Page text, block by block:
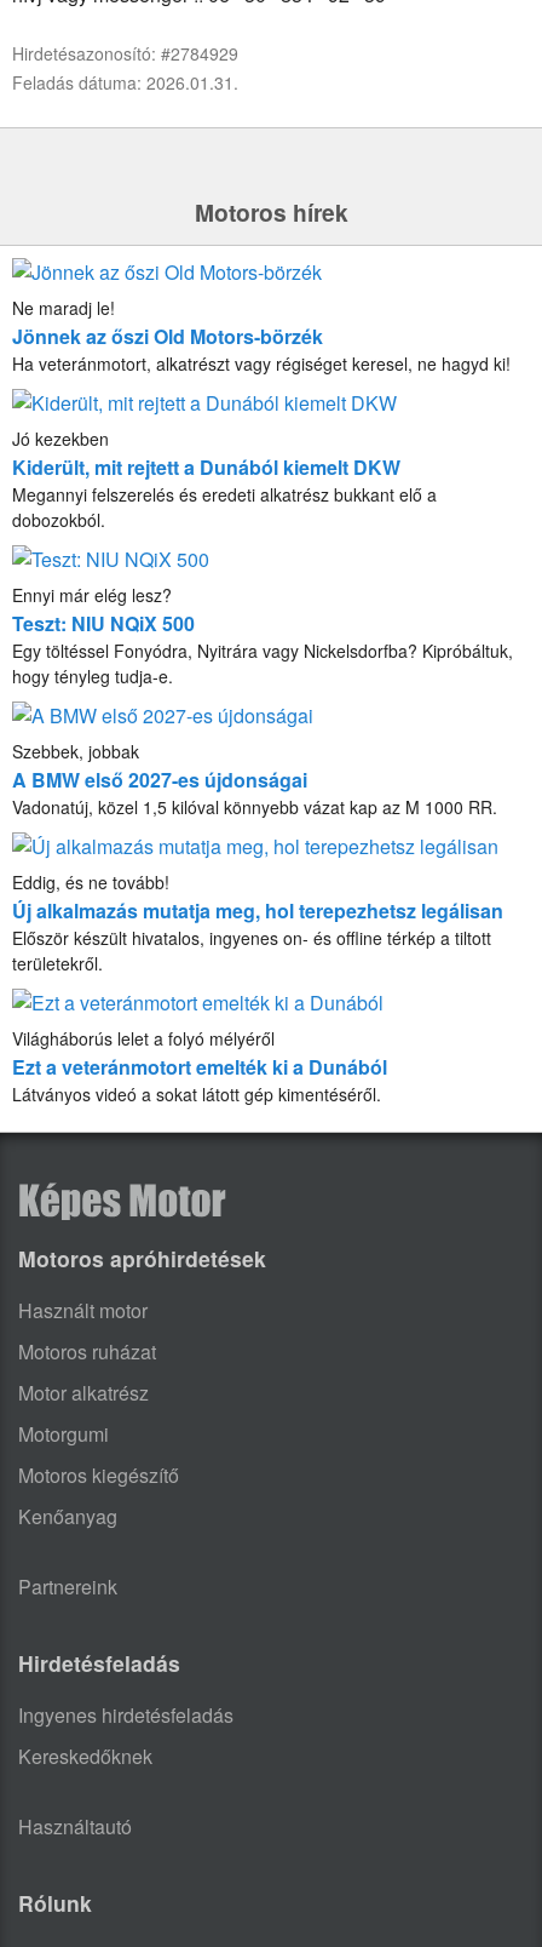
Hirdetésazonosító: #2784929
Feladás dátuma: 2026.01.31.
Motoros hírek
Ne maradj le!
Jönnek az őszi Old Motors-börzék
Ha veteránmotort, alkatrészt vagy régiséget keresel, ne hagyd ki!
Jó kezekben
Kiderült, mit rejtett a Dunából kiemelt DKW
Megannyi felszerelés és eredeti alkatrész bukkant elő a
dobozokból.
Ennyi már elég lesz?
Teszt: NIU NQiX 500
Egy töltéssel Fonyódra, Nyitrára vagy Nickelsdorfba? Kipróbáltuk,
hogy tényleg tudja-e.
Szebbek, jobbak
A BMW első 2027-es újdonságai
Vadonatúj, közel 1,5 kilóval könnyebb vázat kap az M 1000 RR.
Eddig, és ne tovább!
Új alkalmazás mutatja meg, hol terepezhetsz legálisan
Először készült hivatalos, ingyenes on- és offline térkép a tiltott
területekről.
Világháborús lelet a folyó mélyéről
Ezt a veteránmotort emelték ki a Dunából
Látványos videó a sokat látott gép kimentéséről.
Motoros apróhirdetések
Használt motor
Motoros ruházat
Motor alkatrész
Motorgumi
Motoros kiegészítő
Kenőanyag
Partnereink
Hirdetésfeladás
Ingyenes hirdetésfeladás
Kereskedőknek
Használtautó
Rólunk